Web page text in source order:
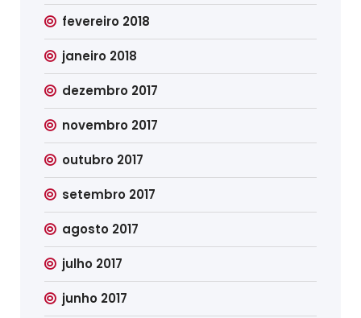
fevereiro 2018
janeiro 2018
dezembro 2017
novembro 2017
outubro 2017
setembro 2017
agosto 2017
julho 2017
junho 2017